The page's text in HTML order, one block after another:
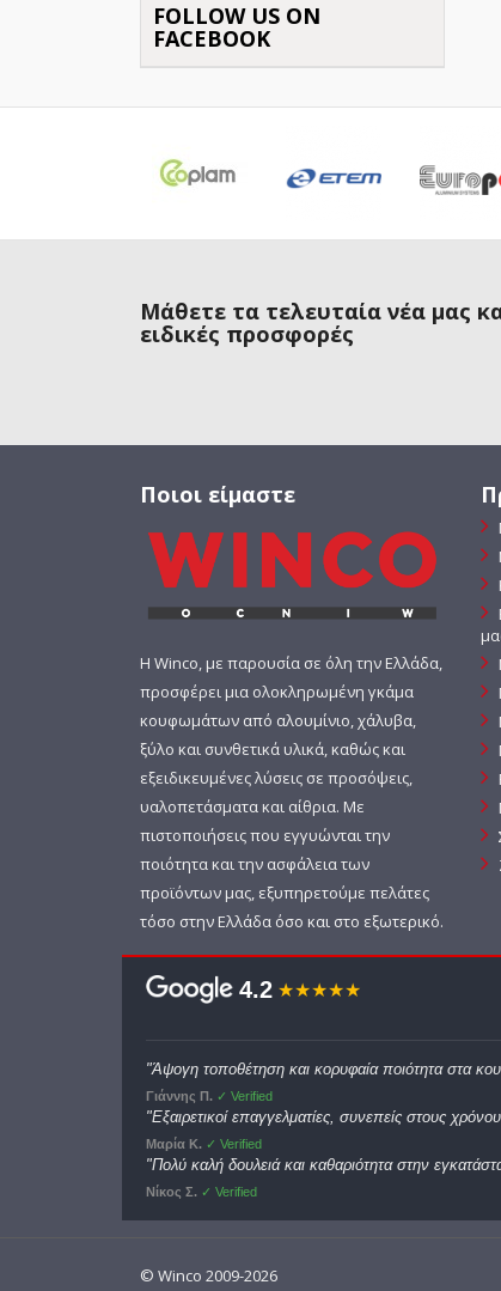
FOLLOW US ON
FACEBOOK
Μάθετε τα τελευταία νέα μας
ειδικές προσφορές
Ποιοι είμαστε
Η Winco, με παρουσία σε όλη την Ελλάδα,
προσφέρει μια ολοκληρωμένη γκάμα
κουφωμάτων από αλουμίνιο, χάλυβα,
ξύλο και συνθετικά υλικά, καθώς και
εξειδικευμένες λύσεις σε προσόψεις,
υαλοπετάσματα και αίθρια. Με
πιστοποιήσεις που εγγυώνται την
ποιότητα και την ασφάλεια των
προϊόντων μας, εξυπηρετούμε πελάτες
τόσο στην Ελλάδα όσο και στο εξωτερικό.
4.2 ★★★★★
"Άψογη τοποθέτηση και κορυφαία ποιότητα στα
Γιάννης Π. ✓ Verified
"Εξαιρετικοί επαγγελματίες, συνεπείς στους
Μαρία Κ. ✓ Verified
"Πολύ καλή δουλειά και καθαριότητα στην
Νίκος Σ. ✓ Verified
© Winco 2009-2026